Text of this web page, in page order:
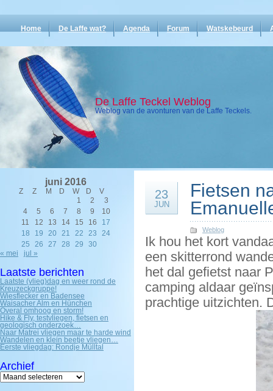
Home De Laffe wat? Agenda Forum Watskebeurd
De Laffe Teckel Weblog
Weblog van de avonturen van de Laffe Teckels.
juni 2016
Z Z M D W D
V
1
2
3
4
5 6 7 8 9
10
11
12 13 14 15 16
17
18
19 20 21 22 23
24
25
26 27 28 29
30
« mei
jul »
Laatste berichten
Laatste (vlieg)dag en weer rond de
Kreuzeckgruppe!
Wiesflecker en Badensee
Waisacher Alm en Hünchen
Overal omhoog en storm!
Hike & Fly, testvliegen, fietsen en
geologisch onderzoek…
Naar Matrei vliegen maar te harde wind
Wandelen en klein beetje vliegen…
Eerste vliegdag: Rondje Mülltal
Archief
Archief
23
JUN
Fietsen
Weblog
Ik hou het kort
een skitterrond
het dal gefietst naar
camping aldaar
prachtige uitzichten.